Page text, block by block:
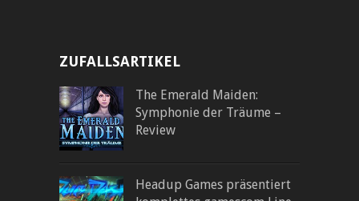
ZUFALLSARTIKEL
The Emerald Maiden:
Symphonie der Träume –
Review
Headup Games präsentiert